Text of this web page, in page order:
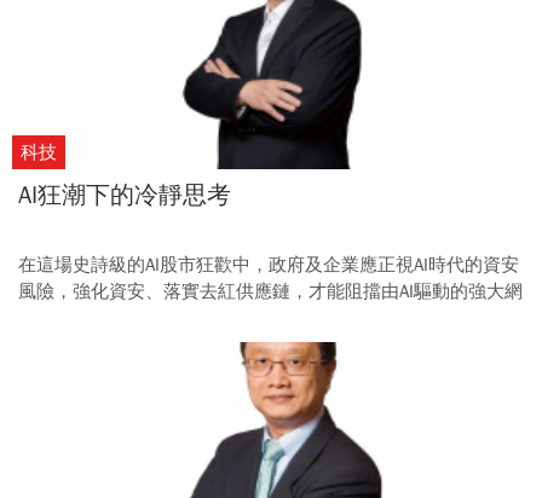
科技
AI狂潮下的冷靜思考
在這場史詩級的AI股市狂歡中，政府及企業應正視AI時代的資安
風險，強化資安、落實去紅供應鏈，才能阻擋由AI驅動的強大網